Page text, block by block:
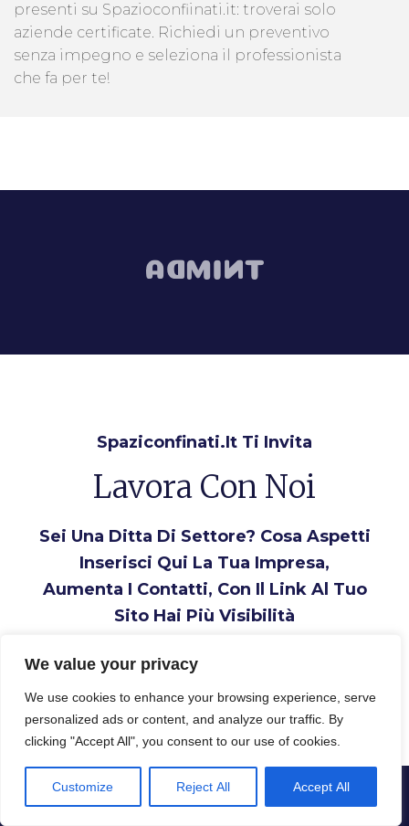
We value your privacy
We use cookies to enhance your browsing experience, serve
personalized ads or content, and analyze our traffic. By
clicking "Accept All", you consent to our use of cookies.
Customize Reject All Accept All
presenti su Spazioconfiinati.it: troverai solo
aziende certificate. Richiedi un preventivo
senza impegno e seleziona il professionista
che fa per te!
Spaziconfinati.it Ti Invita
Lavora Con Noi
Sei Una Ditta Di Settore? Cosa Aspetti
Inserisci Qui La Tua Impresa,
Aumenta I Contatti, Con Il Link Al Tuo
Sito Hai Più Visibilità
Inserisci la tua Ditta